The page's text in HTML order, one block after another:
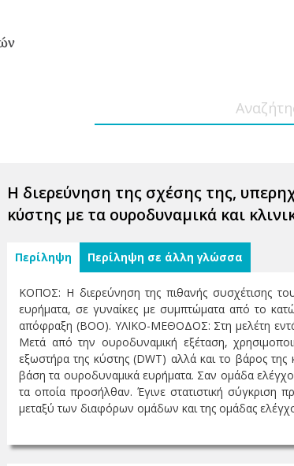
Η διερεύνηση της σχέσης της,
κύστης με τα ουροδυναμικά και
Περίληψη Περίληψη σε άλλη γλώσσα
ΚΟΠΟΣ: Η διερεύνηση της πιθανής συσχέτισης
ευρήματα, σε γυναίκες με συμπτώματα από το
απόφραξη (BOO). ΥΛΙΚΟ-ΜΕΘΟΔΟΣ: Στη μελέτη
Μετά από την ουροδυναμική εξέταση,
εξωστήρα της κύστης (DWT) αλλά και το βάρος
βάση τα ουροδυναμικά ευρήματα. Σαν ομάδα
τα οποία προσήλθαν. Έγινε στατιστική σύγκριση
μεταξύ των διαφόρων ομάδων και της ομάδας